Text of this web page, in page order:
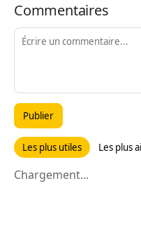
Commentaires
Publier
Les plus utiles Les plus
Chargement...